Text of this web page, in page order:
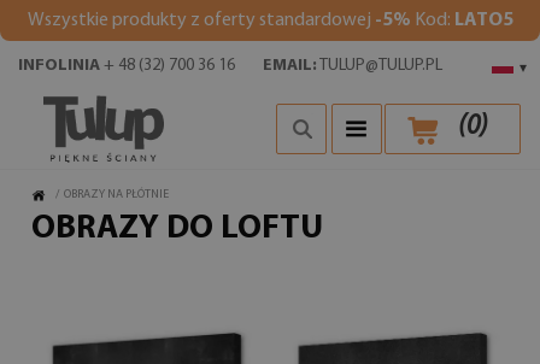
Wszystkie produkty z oferty standardowej -5% Kod: LATO5
▾
INFOLINIA + 48 (32) 700 36 16 EMAIL: TULUP@TULUP.PL
(0)
/ OBRAZY NA PŁÓTNIE
OBRAZY DO LOFTU